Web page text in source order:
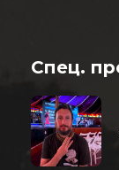
Спец.